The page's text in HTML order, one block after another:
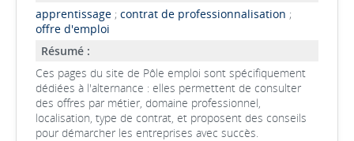
apprentissage; contrat de professionnalisation ;
offre d'emploi
Résumé :
Ces pages du site de Pôle emploi sont spécifiquement
dédiées à l'alternance : elles permettent de consulter
des offres par métier, domaine professionnel,
localisation, type de contrat, et proposent des conseils
pour démarcher les entreprises avec succès.